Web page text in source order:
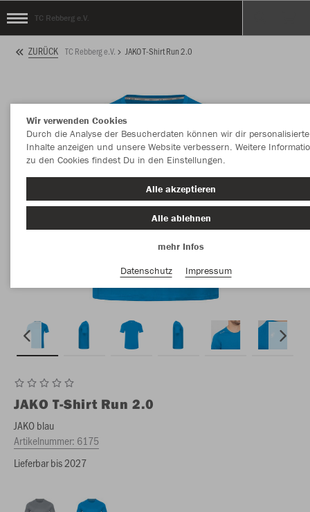
TC Rebberg e.V.
ZURÜCK TC Rebberg e.V. JAKO T-Shirt Run 2.0
JAKO T-Shirt Run 2.0
JAKO blau
Artikelnummer: 6175
Lieferbar bis 2027
Wir verwenden Cookies
Durch die Analyse der Besucherdaten können wir dir personalisierte
Inhalte anzeigen und unsere Website verbessern. Weitere
zu den Cookies findest Du in den Einstellungen.
Alle akzeptieren
Alle ablehnen
mehr Infos
Datenschutz
Impressum